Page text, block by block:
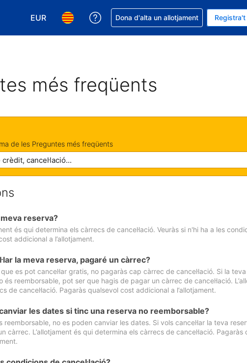
EUR
Tria la moneda. La moneda actual és EUR
Tria l'idioma. L'idioma actual és Català
Rep ajuda amb la reserva
Dona d'alta un allotjament Registra't
més freqüents
de les Preguntes més freqüents
meva reserva?
és qui determina els càrrecs de cancel·lació. Veuràs si n'hi ha a les
addicional a l’allotjament.
la meva reserva, pagaré un càrrec?
es pot cancel·lar gratis, no pagaràs cap càrrec de cancel·lació. Si la
és reemborsable, pot ser que hagis de pagar un càrrec de cancel·lació.
de cancel·lació. Pagaràs qualsevol cost addicional a l’allotjament.
canviar les dates si tinc una reserva no reemborsable?
reemborsable, no es poden canviar les dates. Si vols cancel·lar la teva
càrrec. L’allotjament és qui determina els càrrecs de cancel·lació. Pagaràs